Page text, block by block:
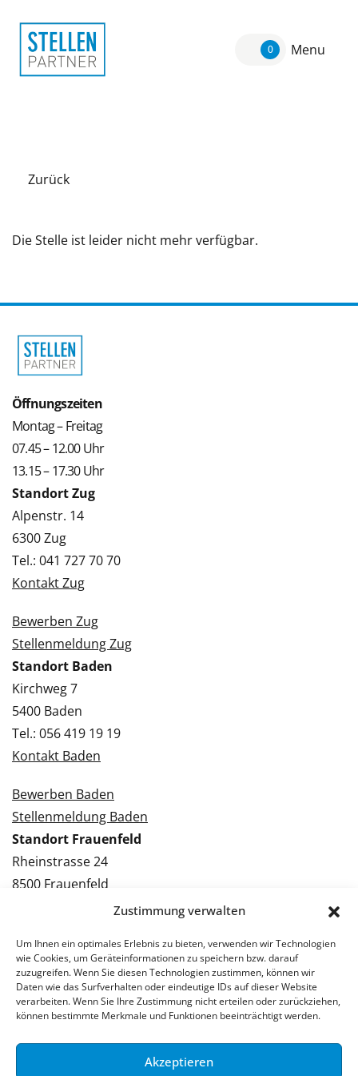
Zustimmung verwalten
Um Ihnen ein optimales Erlebnis zu bieten, verwenden wir Technologien
wie Cookies, um Geräteinformationen zu speichern bzw. darauf
zuzugreifen. Wenn Sie diesen Technologien zustimmen, können wir
Daten wie das Surfverhalten oder eindeutige IDs auf dieser Website
verarbeiten. Wenn Sie Ihre Zustimmung nicht erteilen oder zurückziehen,
können bestimmte Merkmale und Funktionen beeinträchtigt werden.
Akzeptieren
0 Menu
Zurück
Die Stelle ist leider nicht mehr verfügbar.
Öffnungszeiten
Montag – Freitag
07.45 – 12.00 Uhr
13.15 – 17.30 Uhr
Standort Zug
Alpenstr. 14
6300 Zug
Tel.: 041 727 70 70
Kontakt Zug
Bewerben Zug
Stellenmeldung Zug
Standort Baden
Kirchweg 7
5400 Baden
Tel.: 056 419 19 19
Kontakt Baden
Bewerben Baden
Stellenmeldung Baden
Standort Frauenfeld
Rheinstrasse 24
8500 Frauenfeld
Tel.: 052 224 09 09
Bewerben Frauenfeld
Stellenmeldung Frauenfeld
© 2026 Stellenpartner AG